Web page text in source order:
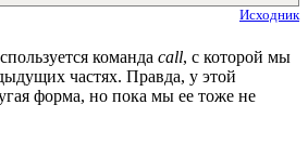
Исходник
команда call, с которой мы
частях. Правда, у этой
форма, но пока мы ее тоже не